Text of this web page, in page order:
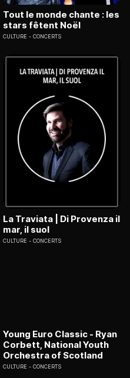
Tout le monde chante : les
stars fêtent Noël
CULTURE CONCERTS
La Traviata | Di Provenza il
mar, il suol
CULTURE CONCERTS
Young Euro Classic - Ryan
Corbett, National Youth
Orchestra of Scotland
CULTURE CONCERTS